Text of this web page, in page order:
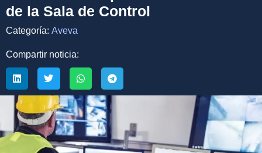
de la Sala de Control
Categoría: Aveva
Compartir noticia: